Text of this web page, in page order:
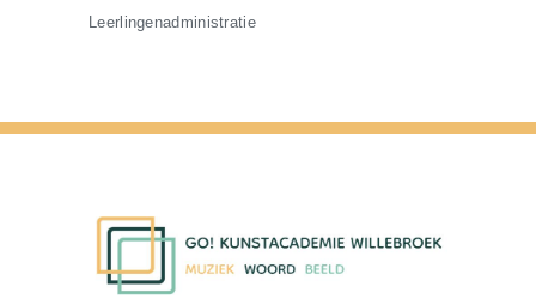
ONS TEAM
Leerlingenadministratie